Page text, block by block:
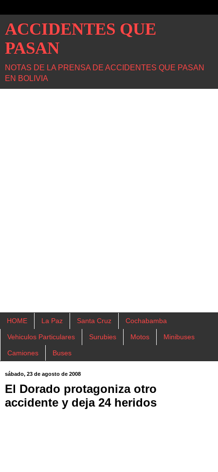
ACCIDENTES QUE
PASAN
NOTAS DE LA PRENSA DE ACCIDENTES QUE PASAN
EN BOLIVIA
HOME La Paz Santa Cruz Cochabamba
Vehiculos Particulares Surubies Motos Minibuses
Camiones Buses
sábado, 23 de agosto de 2008
El Dorado protagoniza otro
accidente y deja 24 heridos